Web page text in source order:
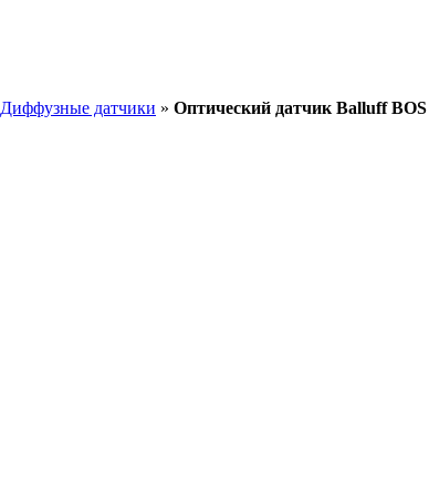
Диффузные датчики » Оптический датчик Balluff